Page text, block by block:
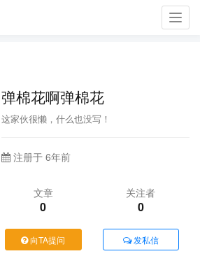
弹棉花啊弹棉花
这家伙很懒，什么也没写！
注册于 6年前
文章
0
关注者
0
向TA提问 发私信